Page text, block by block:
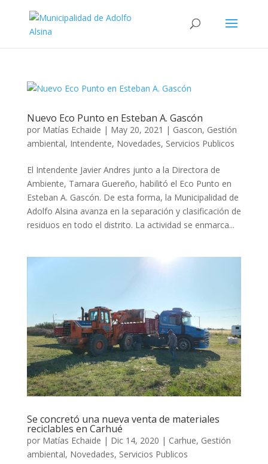
Nuevo Eco Punto en Esteban A. Gascón
por Matías Echaide | May 20, 2021 | Gascon, Gestión
ambiental, Intendente, Novedades, Servicios Publicos
El Intendente Javier Andres junto a la Directora de
Ambiente, Tamara Guereño, habilitó el Eco Punto en
Esteban A. Gascón. De esta forma, la Municipalidad de
Adolfo Alsina avanza en la separación y clasificación de
residuos en todo el distrito. La actividad se enmarca...
Se concretó una nueva venta de materiales
reciclables en Carhué
por Matías Echaide | Dic 14, 2020 | Carhue, Gestión
ambiental, Novedades, Servicios Publicos